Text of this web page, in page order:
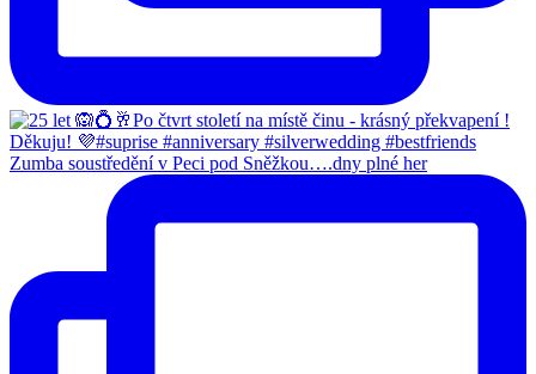
Zumba soustředění v Peci pod Sněžkou….dny plné her